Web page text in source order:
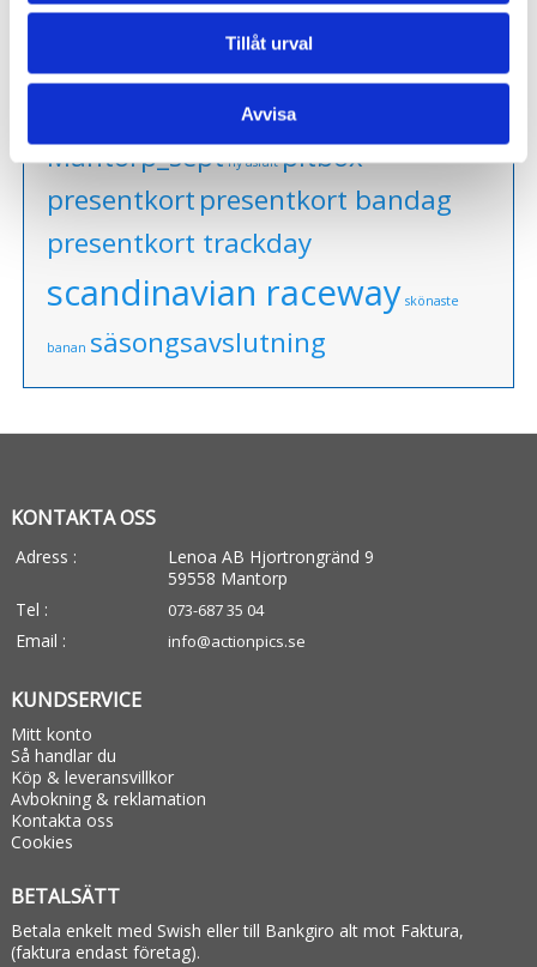
Tillåt urval
Avvisa
grand finalegrand
prix götene Kinnekulle Ring mantorp park
mantorp park sept
Mantorp_sept ny asfalt pitbox
presentkortpresentkort bandag
presentkort trackday
scandinavian raceway skönaste
banan säsongsavslutning
KONTAKTA OSS
Adress :
Lenoa AB Hjortrongränd 9
59558 Mantorp
Tel :
073-687 35 04
Email : info@actionpics.se
KUNDSERVICE
Mitt konto
Så handlar du
Köp & leveransvillkor
Avbokning & reklamation
Kontakta oss
Cookies
BETALSÄTT
Betala enkelt med Swish eller till Bankgiro alt mot Faktura,
(faktura endast företag).